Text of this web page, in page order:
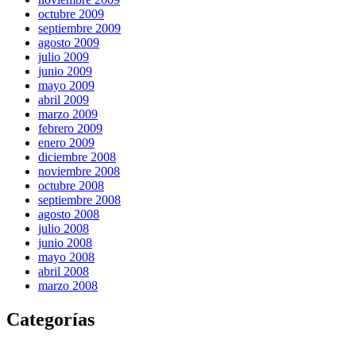
octubre 2009
septiembre 2009
agosto 2009
julio 2009
junio 2009
mayo 2009
abril 2009
marzo 2009
febrero 2009
enero 2009
diciembre 2008
noviembre 2008
octubre 2008
septiembre 2008
agosto 2008
julio 2008
junio 2008
mayo 2008
abril 2008
marzo 2008
Categorías